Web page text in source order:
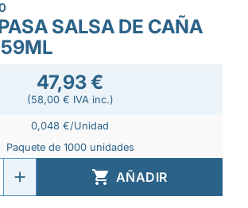
SALSA DE CAÑA
47,93 €
(58,00 € IVA inc.)
0,048 €/Unidad
Paquete de 1000 unidades
 AÑADIR